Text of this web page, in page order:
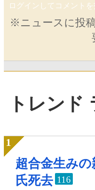
ログインしてコメント
※ニュースに投
トレンド
超合金生みの
氏死去 116